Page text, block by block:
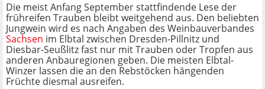
Die meist Anfang September stattfindende Lese der
frühreifen Trauben bleibt weitgehend aus. Den beliebten
Jungwein wird es nach Angaben des Weinbauverbandes
Sachsen im Elbtal zwischen Dresden-Pillnitz und
Diesbar-Seußlitz fast nur mit Trauben oder Tropfen aus
anderen Anbauregionen geben. Die meisten Elbtal-
Winzer lassen die an den Rebstöcken hängenden
Früchte diesmal ausreifen.